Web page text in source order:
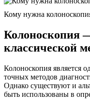
Кому нужна
Колоноскопия
классической
Колоноскопия является
точных методов
Однако существуют и
быть использованы в